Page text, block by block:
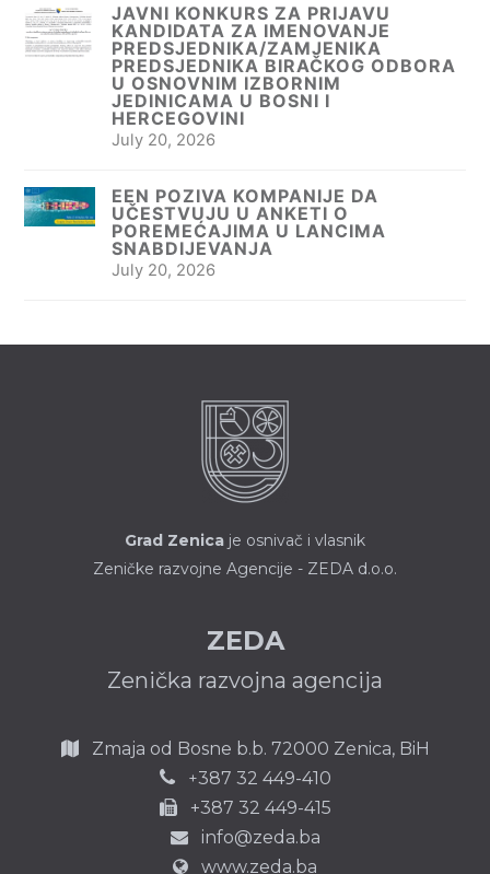
JAVNI KONKURS ZA PRIJAVU
KANDIDATA ZA IMENOVANJE
PREDSJEDNIKA/ZAMJENIKA
PREDSJEDNIKA BIRAČKOG ODBORA
U OSNOVNIM IZBORNIM
JEDINICAMA U BOSNI I
HERCEGOVINI
July 20, 2026
EEN POZIVA KOMPANIJE DA
UČESTVUJU U ANKETI O
POREMEĆAJIMA U LANCIMA
SNABDIJEVANJA
July 20, 2026
Grad Zenica je osnivač i vlasnik
Zeničke razvojne Agencije - ZEDA d.o.o.
ZEDA
Zenička razvojna agencija
Zmaja od Bosne b.b. 72000 Zenica, BiH
+387 32 449-410
+387 32 449-415
info@zeda.ba
www.zeda.ba